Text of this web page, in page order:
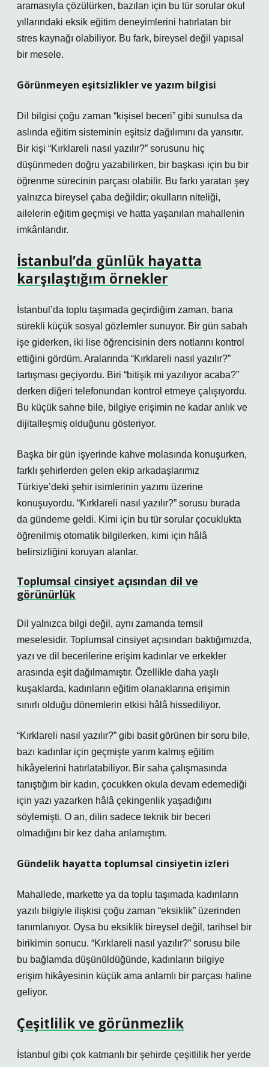
aramasıyla çözülürken, bazıları için bu tür sorular okul
yıllarındaki eksik eğitim deneyimlerini hatırlatan bir
stres kaynağı olabiliyor. Bu fark, bireysel değil yapısal
bir mesele.
Görünmeyen eşitsizlikler ve yazım bilgisi
Dil bilgisi çoğu zaman “kişisel beceri” gibi sunulsa da
aslında eğitim sisteminin eşitsiz dağılımını da yansıtır.
Bir kişi “Kırklareli nasıl yazılır?” sorusunu hiç
düşünmeden doğru yazabilirken, bir başkası için bu bir
öğrenme sürecinin parçası olabilir. Bu farkı yaratan şey
yalnızca bireysel çaba değildir; okulların niteliği,
ailelerin eğitim geçmişi ve hatta yaşanılan mahallenin
imkânlarıdır.
İstanbul’da günlük hayatta
karşılaştığım örnekler
İstanbul’da toplu taşımada geçirdiğim zaman, bana
sürekli küçük sosyal gözlemler sunuyor. Bir gün sabah
işe giderken, iki lise öğrencisinin ders notlarını kontrol
ettiğini gördüm. Aralarında “Kırklareli nasıl yazılır?”
tartışması geçiyordu. Biri “bitişik mi yazılıyor acaba?”
derken diğeri telefonundan kontrol etmeye çalışıyordu.
Bu küçük sahne bile, bilgiye erişimin ne kadar anlık ve
dijitalleşmiş olduğunu gösteriyor.
Başka bir gün işyerinde kahve molasında konuşurken,
farklı şehirlerden gelen ekip arkadaşlarımız
Türkiye’deki şehir isimlerinin yazımı üzerine
konuşuyordu. “Kırklareli nasıl yazılır?” sorusu burada
da gündeme geldi. Kimi için bu tür sorular çocuklukta
öğrenilmiş otomatik bilgilerken, kimi için hâlâ
belirsizliğini koruyan alanlar.
Toplumsal cinsiyet açısından dil ve
görünürlük
Dil yalnızca bilgi değil, aynı zamanda temsil
meselesidir. Toplumsal cinsiyet açısından baktığımızda,
yazı ve dil becerilerine erişim kadınlar ve erkekler
arasında eşit dağılmamıştır. Özellikle daha yaşlı
kuşaklarda, kadınların eğitim olanaklarına erişimin
sınırlı olduğu dönemlerin etkisi hâlâ hissediliyor.
“Kırklareli nasıl yazılır?” gibi basit görünen bir soru bile,
bazı kadınlar için geçmişte yarım kalmış eğitim
hikâyelerini hatırlatabiliyor. Bir saha çalışmasında
tanıştığım bir kadın, çocukken okula devam edemediği
için yazı yazarken hâlâ çekingenlik yaşadığını
söylemişti. O an, dilin sadece teknik bir beceri
olmadığını bir kez daha anlamıştım.
Gündelik hayatta toplumsal cinsiyetin izleri
Mahallede, markette ya da toplu taşımada kadınların
yazılı bilgiyle ilişkisi çoğu zaman “eksiklik” üzerinden
tanımlanıyor. Oysa bu eksiklik bireysel değil, tarihsel bir
birikimin sonucu. “Kırklareli nasıl yazılır?” sorusu bile
bu bağlamda düşünüldüğünde, kadınların bilgiye
erişim hikâyesinin küçük ama anlamlı bir parçası haline
geliyor.
Çeşitlilik ve görünmezlik
İstanbul gibi çok katmanlı bir şehirde çeşitlilik her yerde